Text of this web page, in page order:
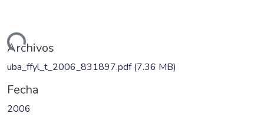
Archivos
uba_ffyl_t_2006_831897.pdf(7.36 MB)
Fecha
2006